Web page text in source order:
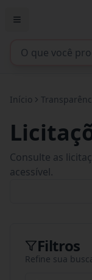
Início
Consulte as
acessível.
Filtros
Refine sua